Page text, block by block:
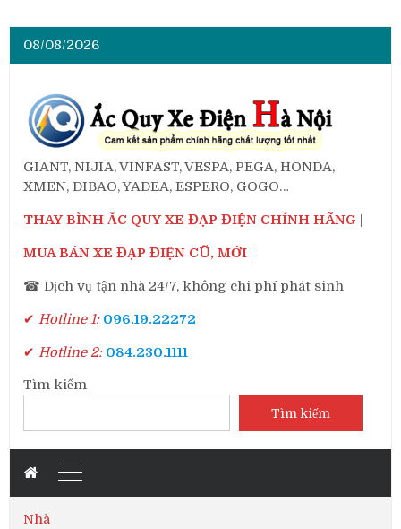
08/08/2026
GIANT, NIJIA, VINFAST, VESPA, PEGA, HONDA,
XMEN, DIBAO, YADEA, ESPERO, GOGO…
THAY BÌNH ẮC QUY XE ĐẠP ĐIỆN CHÍNH HÃNG
MUA BÁN XE ĐẠP ĐIỆN CŨ, MỚI
☎ Dịch vụ tận nhà 24/7, không chi phí phát sinh
✔ Hotline 1: 096.19.22272
✔ Hotline 2: 084.230.1111
Tìm kiếm
Tìm kiếm
Nhà